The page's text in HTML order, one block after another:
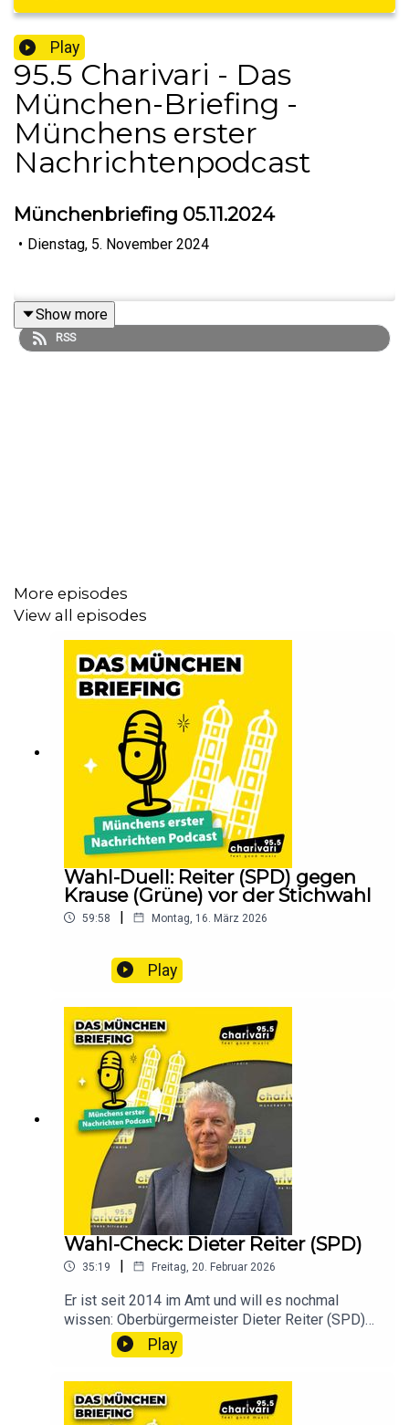
Play
95.5 Charivari - Das
München-Briefing -
Münchens erster
Nachrichtenpodcast
Münchenbriefing 05.11.2024
• Dienstag, 5. November 2024
Show more
RSS
More episodes
View all episodes
Wahl-Duell: Reiter (SPD) gegen
Krause (Grüne) vor der Stichwahl
59:58 | Montag, 16. März 2026
Play
Wahl-Check: Dieter Reiter (SPD)
35:19 | Freitag, 20. Februar 2026
Er ist seit 2014 im Amt und will es nochmal
wissen: Oberbürgermeister Dieter Reiter (SPD)
stellt sich im großen Wahl-Check von „Das
München Briefing“ den Fragen.In dieser
Sonderfolge spricht Reiter ungewohnt offen über
seine persönliche Motivation. Warum tut er sich
den Stress nach 12 Jahren immer noch an? Wir
Play